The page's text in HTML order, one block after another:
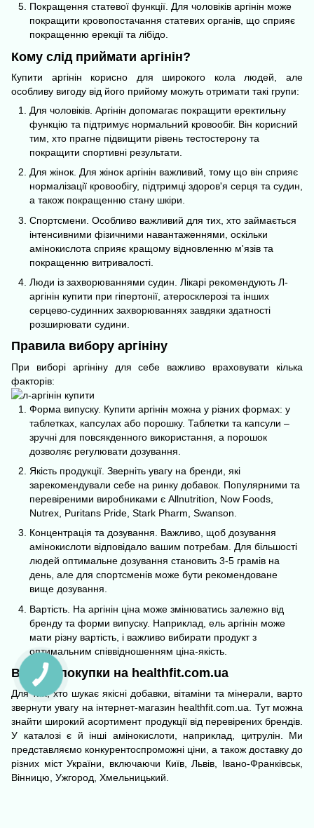
Покращення статевої функції. Для чоловіків аргінін може
покращити кровопостачання статевих органів, що сприяє
покращенню ерекції та лібідо.
Кому слід приймати аргінін?
Купити аргінін корисно для широкого кола людей, але
особливу вигоду від його прийому можуть отримати такі групи:
Для чоловіків. Аргінін допомагає покращити еректильну
функцію та підтримує нормальний кровообіг. Він корисний
тим, хто прагне підвищити рівень тестостерону та
покращити спортивні результати.
Для жінок. Для жінок аргінін важливий, тому що він сприяє
нормалізації кровообігу, підтримці здоров'я серця та судин,
а також покращенню стану шкіри.
Спортсмени. Особливо важливий для тих, хто займається
інтенсивними фізичними навантаженнями, оскільки
амінокислота сприяє кращому відновленню м'язів та
покращенню витривалості.
Люди із захворюваннями судин. Лікарі рекомендують Л-
аргінін купити при гіпертонії, атеросклерозі та інших
серцево-судинних захворюваннях завдяки здатності
розширювати судини.
Правила вибору аргініну
При виборі аргініну для себе важливо враховувати кілька
факторів:
Форма випуску. Купити аргінін можна у різних формах: у
таблетках, капсулах або порошку. Таблетки та капсули –
зручні для повсякденного використання, а порошок
дозволяє регулювати дозування.
Якість продукції. Зверніть увагу на бренди, які
зарекомендували себе на ринку добавок. Популярними та
перевіреними виробниками є Allnutrition, Now Foods,
Nutrex, Puritans Pride, Stark Pharm, Swanson.
Концентрація та дозування. Важливо, щоб дозування
амінокислоти відповідало вашим потребам. Для більшості
людей оптимальне дозування становить 3-5 грамів на
день, але для спортсменів може бути рекомендоване
вище дозування.
Вартість. На аргінін ціна може змінюватись залежно від
бренду та форми випуску. Наприклад, ель аргінін може
мати різну вартість, і важливо вибирати продукт з
оптимальним співвідношенням ціна-якість.
Вигідні покупки на healthfit.com.ua
Для тих, хто шукає якісні добавки, вітаміни та мінерали, варто
звернути увагу на інтернет-магазин healthfit.com.ua. Тут можна
знайти широкий асортимент продукції від перевірених брендів.
У каталозі є й інші амінокислоти, наприклад, цитрулін. Ми
представляємо конкурентоспроможні ціни, а також доставку до
різних міст України, включаючи Київ, Львів, Івано-Франківськ,
Вінницю, Ужгород, Хмельницький.